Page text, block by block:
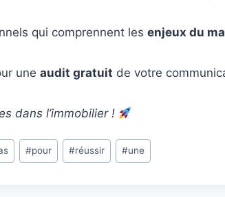
qui comprennent les enjeux du
uneaudit gratuit de votre
dans l’immobilier !
#pour #réussir #une